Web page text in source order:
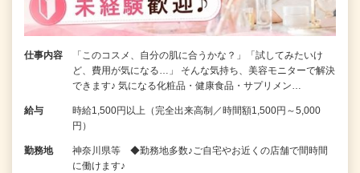
仕事内容
「このコスメ、自分の肌に合うかな？」「試してみたいけ
ど、費用が気になる…」 そんな気持ち、美容モニターで解決
できます♪ 気になる化粧品・健康食品・サプリメン…
給与
時給1,500円以上（完全出来高制／時間額1,500円～5,000
円）
勤務地
神奈川県等 ◆勤務地多数♪ご自宅やお近くの店舗で間時間
に働けます♪